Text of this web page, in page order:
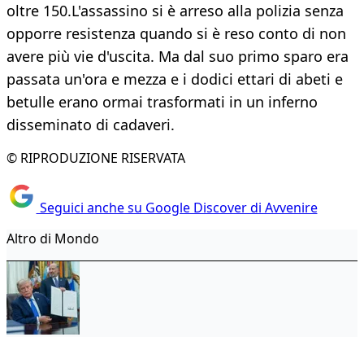
oltre 150.L'assassino si è arreso alla polizia senza
opporre resistenza quando si è reso conto di non
avere più vie d'uscita. Ma dal suo primo sparo era
passata un'ora e mezza e i dodici ettari di abeti e
betulle erano ormai trasformati in un inferno
disseminato di cadaveri.
© RIPRODUZIONE RISERVATA
Seguici anche su Google Discover di Avvenire
Altro di Mondo